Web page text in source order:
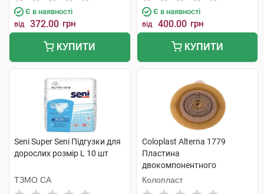
Є в наявності
від 372.00 грн
КУПИТИ
Є в наявності
від 400.00 грн
КУПИТИ
Seni Super Seni Підгузки для
дорослих розмір L 10 шт
ТЗМО СА
Coloplast Alterna 1779
Пластина
двокомпонентного
калоприймача фланець-60
мм 10x55 мм 5 шт
Колопласт